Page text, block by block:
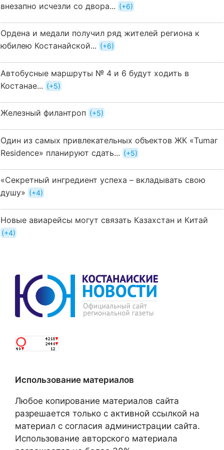
внезапно исчезли со двора...
+6
Ордена и медали получил ряд жителей региона к
юбилею Костанайской...
+6
Автобусные маршруты № 4 и 6 будут ходить в
Костанае...
+5
Железный филантроп +5
Один из самых привлекательных объектов ЖК «Tumar
Residence» планируют сдать...
+5
«Секретный ингредиент успеха – вкладывать свою
душу»
+4
Новые авиарейсы могут связать Казахстан и Китай
+4
Использование материалов
Любое копирование материалов сайта
разрешается только с активной ссылкой на
материал с согласия администрации сайта.
Использование авторского материала